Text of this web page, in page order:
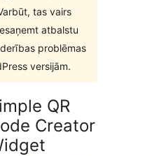
tas vairs
atbalstu
problēmas
versijām.
QR
Creator